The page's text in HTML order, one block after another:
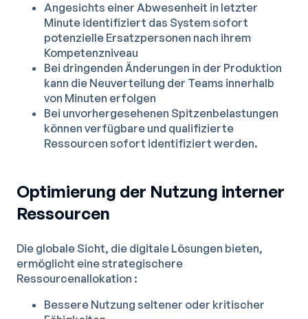
Angesichts einer Abwesenheit in letzter
Minute identifiziert das System sofort
potenzielle Ersatzpersonen nach ihrem
Kompetenzniveau
Bei dringenden Änderungen in der Produktion
kann die Neuverteilung der Teams innerhalb
von Minuten erfolgen
Bei unvorhergesehenen Spitzenbelastungen
können verfügbare und qualifizierte
Ressourcen sofort identifiziert werden.
Optimierung der Nutzung interner
Ressourcen
Die globale Sicht, die digitale Lösungen bieten,
ermöglicht eine strategischere
Ressourcenallokation :
Bessere Nutzung seltener oder kritischer